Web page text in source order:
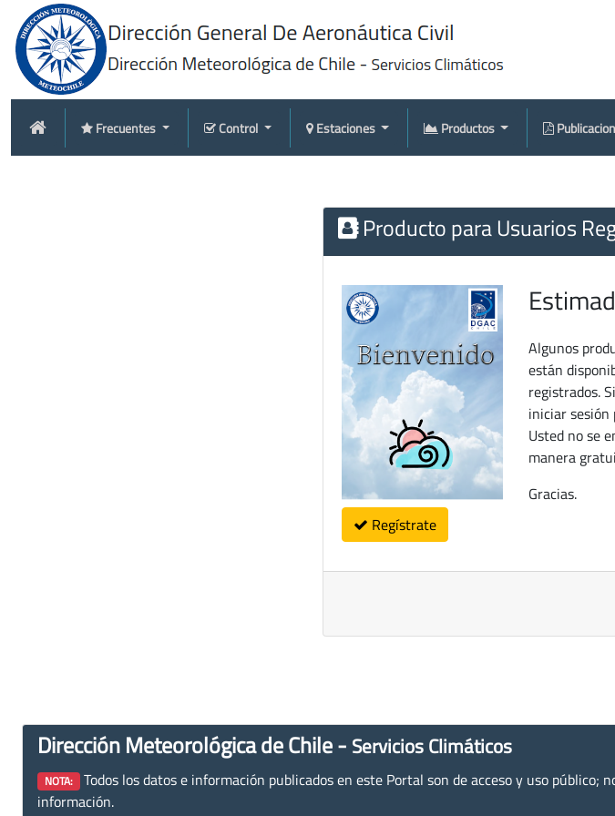
Frecuentes Control Estaciones Productos
Producto para Usuarios
Regístrate
Algunos
están
registrados.
iniciar sesión
Usted no se
manera
Gracias.
Dirección Meteorológica de Chile - Servicios Climáticos
NOTA: Todos los datos e información publicados en este Portal son de acceso y uso público;
información.